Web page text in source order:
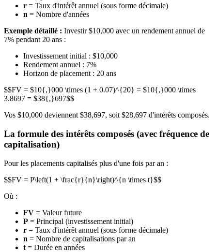
r = Taux d'intérêt annuel (sous forme décimale)
n = Nombre d'années
Exemple détaillé : Investir $10,000 avec un rendement annuel de
7% pendant 20 ans :
Investissement initial : $10,000
Rendement annuel : 7%
Horizon de placement : 20 ans
$$FV = $10{,}000 \times (1 + 0.07)^{20} = $10{,}000 \times
3.8697 = $38{,}697$$
Vos $10,000 deviennent $38,697, soit $28,697 d'intérêts composés.
La formule des intérêts composés (avec fréquence de
capitalisation)
Pour les placements capitalisés plus d'une fois par an :
$$FV = P\left(1 + \frac{r}{n}\right)^{n \times t}$$
Où :
FV = Valeur future
P = Principal (investissement initial)
r = Taux d'intérêt annuel (sous forme décimale)
n = Nombre de capitalisations par an
t = Durée en années